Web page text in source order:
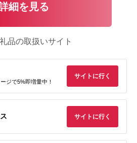
細を見る
品の取扱いサイト
ジで5%即増量中！
サイトに行く
サイトに行く